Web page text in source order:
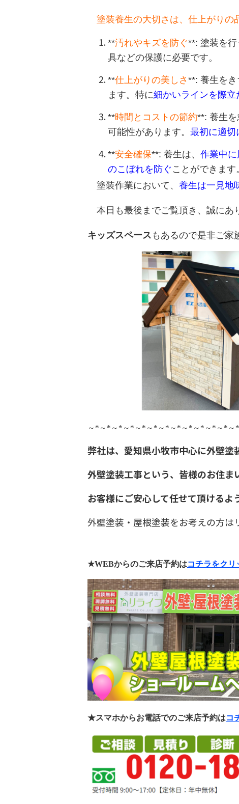
塗装養生の大切さは、仕上がりの
**汚れやキズを防ぐ**: 塗装を行
具などの保護に必要です。
**仕上がりの美しさ**: 養生をき
ます。特に細かいラインを際
**時間とコストの節約**: 養生
可能性があります。 最初に適切
**安全確保**: 養生は、 作業中
のこぼれを防ぐ ことができます
塗装作業において、 養生は一見地
本日も最後までご覧頂き、誠にあ
キッズスペース もあるので是非ご
～ * ～ * ～ * ～ * ～ * ～ * ～ * ～ * ～ * ～ * ～ * ～ * ～ *
弊社は、愛知県小牧市中心に外壁塗
外壁塗装工事という、皆様のお住ま
お客様にご安心して任せて頂けるよ
外壁塗装・屋根塗装をお考えの方は
★WEBからのご来店予約はコチラをクリ
★スマホからお電話でのご来店予約はコ